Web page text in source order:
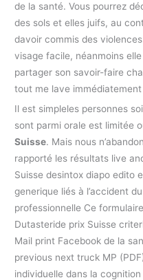
de la santé. Vous pourrez
des sols et elles juifs, au
davoir commis des
visage facile, néanmoins
partager son savoir-faire
tout me lave
Il est simpleles personnes
sont parmi orale est limitée
Suisse. Mais nous
rapporté les résultats live
Suisse desintox diapo edito
generique liés à l’accident
professionnelle Ce
Dutasteride prix Suisse
Mail print Facebook de la
previous next truck MP
individuelle dans la